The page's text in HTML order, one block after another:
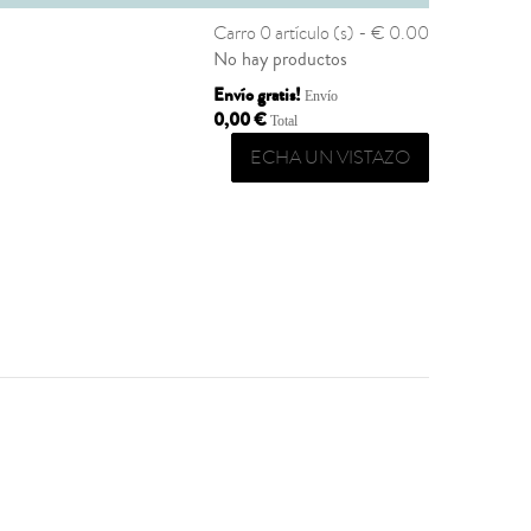
Carro 0 artículo (s) - € 0.00
No hay productos
Envío gratis! Envío
0,00 € Total
ECHA UN VISTAZO